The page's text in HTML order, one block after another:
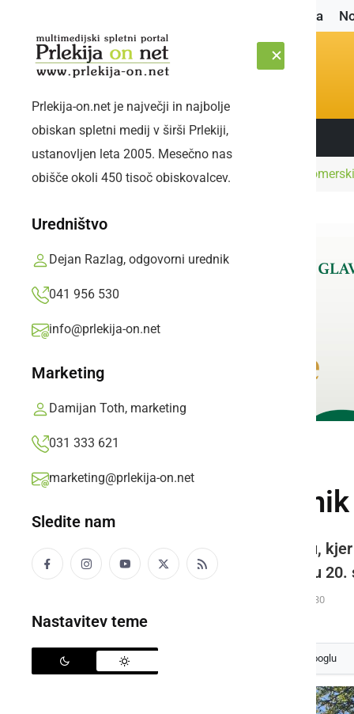
Naslovnica
NEDELJA, 9. AVGUST 2026 Sledite nam:
Prlekija-on.net je največji in najbolje
obiskan spletni medij v širši Prlekiji,
ustanovljen leta 2005. Mesečno nas
obišče okoli 450 tisoč obiskovalcev.
Uredništvo
Dejan Razlag, odgovorni urednik
041 956 530
info@prlekija-on.net
Marketing
Damijan Toth, marketing
031 333 621
marketing@prlekija-on.net
Sledite nam
Nastavitev teme
Naslovnica Kultura in izobraževanje
Ljutomerski
Karbova kapelica stoji na mestu,
srečno vrnitev iz vojne v začetku
nedelja, 29. september 2024 ob 14:30
Izberite kot svoj prednostni vir na Googlu